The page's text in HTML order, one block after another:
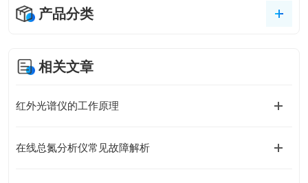
产品分类
相关文章
红外光谱仪的工作原理
在线总氮分析仪常见故障解析